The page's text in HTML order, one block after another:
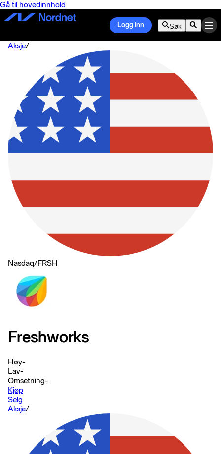
Gå til hovedinnhold
Logg inn Søk
Aksje/
Nasdaq/FRSH
Freshworks
Høy-
Lav-
Omsetning-
Kjøp
Selg
Aksje/